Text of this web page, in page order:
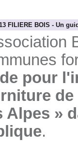
FILIERE BOIS - Un
pour
Alpes »
.